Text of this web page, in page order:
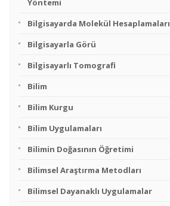
Yöntemi
Bilgisayarda Molekül Hesaplamaları
Bilgisayarla Görü
Bilgisayarlı Tomografi
Bilim
Bilim Kurgu
Bilim Uygulamaları
Bilimin Doğasının Öğretimi
Bilimsel Araştırma Metodları
Bilimsel Dayanaklı Uygulamalar